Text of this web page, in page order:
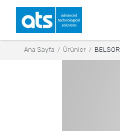
Ana Sayfa / Ürünler /